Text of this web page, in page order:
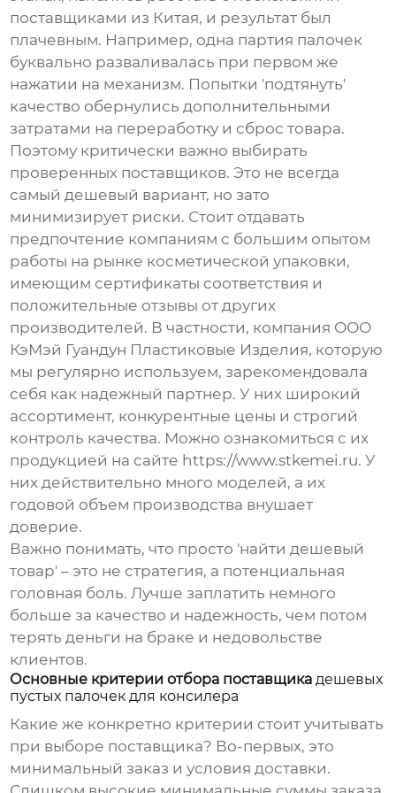
поставщиками из Китая, и результат был
плачевным. Например, одна партия палочек
буквально разваливалась при первом же
нажатии на механизм. Попытки 'подтянуть'
качество обернулись дополнительными
затратами на переработку и сброс товара.
Поэтому критически важно выбирать
проверенных поставщиков. Это не всегда
самый дешевый вариант, но зато
минимизирует риски. Стоит отдавать
предпочтение компаниям с большим опытом
работы на рынке косметической упаковки,
имеющим сертификаты соответствия и
положительные отзывы от других
производителей. В частности, компания ООО
КэМэй Гуандун Пластиковые Изделия, которую
мы регулярно используем, зарекомендовала
себя как надежный партнер. У них широкий
ассортимент, конкурентные цены и строгий
контроль качества. Можно ознакомиться с их
продукцией на сайте https://www.stkemei.ru. У
них действительно много моделей, а их
годовой объем производства внушает
доверие.
Важно понимать, что просто 'найти дешевый
товар' – это не стратегия, а потенциальная
головная боль. Лучше заплатить немного
больше за качество и надежность, чем потом
терять деньги на браке и недовольстве
клиентов.
Основные критерии отбора поставщикадешевых
пустых палочек для консилера
Какие же конкретно критерии стоит учитывать
при выборе поставщика? Во-первых, это
минимальный заказ и условия доставки.